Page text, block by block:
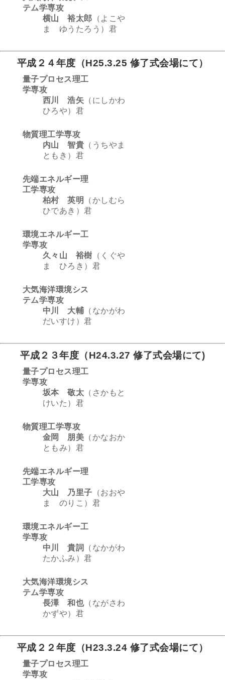
テム学専攻
横山 裕太郎 （よこや
ま ゆうたろう）君
平成２４年度（H25.3.25 修了式会場にて）
量子プロセス理工
学専攻
西川 浩矢 （にしかわ
ひろや）君
物質理工学専攻
内山 智貴 （うちやま
ともき）君
先端エネルギー理
工学専攻
柏村 英明
（かしむら
ひであき）君
環境エネルギー工
学専攻
久々山 裕樹 （くぐや
ま ひろき）君
大気海洋環境シス
テム学専攻
中川 大輔 （なかがわ
だいすけ）君
平成２３年度（H24.3.27 修了式会場にて)
量子プロセス理工
学専攻
坂本 敬太 （さかもと
けいた）君
物質理工学専攻
金岡 朋美 （かなおか
ともみ）君
先端エネルギー理
工学専攻
大山 乃里子 （おおや
ま のりこ）君
環境エネルギー工
学専攻
中川 貴詞
（なかがわ
たかふみ）君
大気海洋環境シス
テム学専攻
長澤 和也（ながさわ
かずや）君
平成２２年度（H23.3.24 修了式会場にて）
量子プロセス理工
学専攻